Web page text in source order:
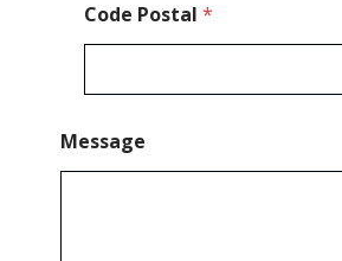
Code Postal *
Message